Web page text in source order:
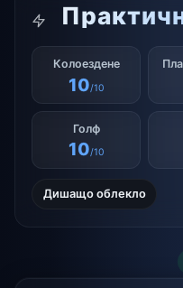
Колоездене
10/10
Голф
10/10
Дишащо облекло